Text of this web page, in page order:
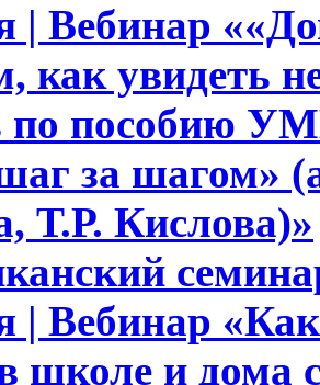
| Вебинар
как увидеть
по пособию
за шагом»
Т.Р. Кислова)»
| Вебинар
школе и